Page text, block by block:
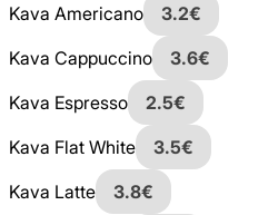
Kava Americano
3.2€
Kava Cappuccino
3.6€
Kava Espresso
2.5€
Kava Flat White
3.5€
Kava Latte
3.8€